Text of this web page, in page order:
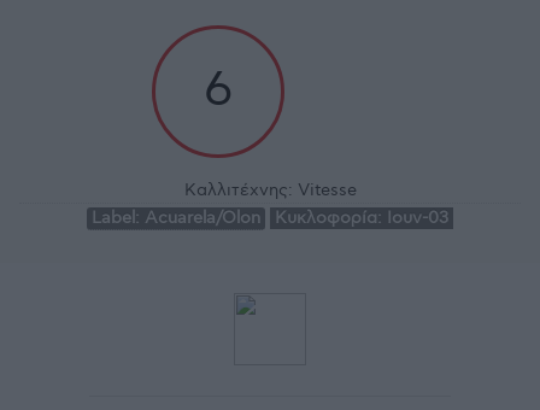
6
Καλλιτέχνης: Vitesse
Label: Acuarela/Olon Κυκλοφορία: Ιουν-03